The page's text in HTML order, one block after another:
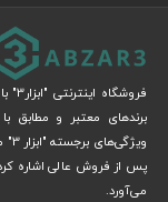
برندهای معتبر و مطابق
پس از فروش عالی اشاره
می‌آورد.